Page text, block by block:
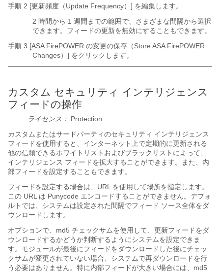
手順 2 [更新頻度（Update Frequency）] を編集します。
2 時間から 1 週間までの範囲で、さまざまな間隔から選択
できます。フィードの更新を無効にすることもできます。
手順 3 [ASA FirePOWER の変更の保存（Store ASA FirePOWER
Changes）] をクリックします。
カスタム セキュリティ インテリジェンス
フィードの操作
ライセンス： Protection
カスタムまたはサードパーティのセキュリティ インテリジェンス
フィードを使用すると、インターネット上で定期的に更新される
他の信頼できるホワイトリストおよびブラックリストによって、
インテリジェンス フィードを拡大することができます。また、内
部フィードを設定することもできます。
フィードを設定する場合は、URL を使用して場所を指定します。
この URL は Punycode エンコードすることができません。デフォ
ルトでは、システムは設定された間隔でフィード ソース全体をダ
ウンロードします。
オプションで、md5 チェックサムを使用して、更新フィードをダ
ウンロードするかどうか判断するようにシステムを設定できま
す。モジュールが最後にフィードをダウンロードした後にチェッ
クサムが変更されていない場合、システムで再ダウンロードを行
う必要はありません。特に内部フィードが大きい場合には、md5